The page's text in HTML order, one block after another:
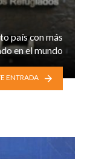
país con más
en el mundo
ENTRADA